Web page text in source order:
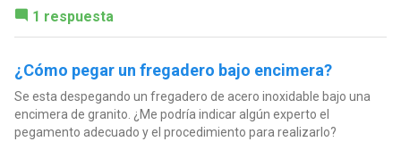
1 respuesta
¿Cómo pegar un fregadero bajo encimera?
Se esta despegando un fregadero de acero inoxidable bajo una
encimera de granito. ¿Me podría indicar algún experto el
pegamento adecuado y el procedimiento para realizarlo?